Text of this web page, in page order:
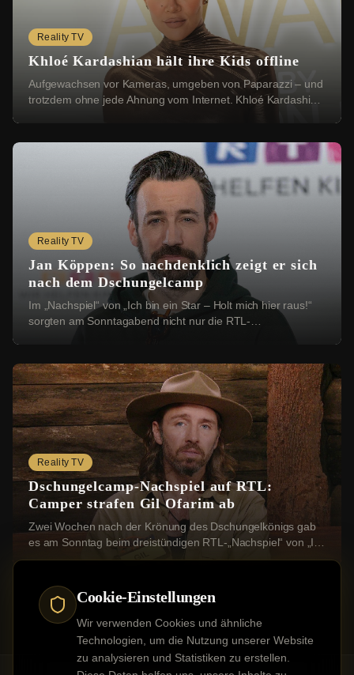
Cookie-Einstellungen
Wir verwenden Cookies und ähnliche
Technologien, um die Nutzung unserer Website
zu analysieren und Statistiken zu erstellen.
Reality TV
Khloé Kardashian hält ihre Kids offline
Aufgewachsen vor Kameras, umgeben von Paparazzi – und
trotzdem ohne jede Ahnung vom Internet. Khloé Kardashian
Reality TV
Jan Köppen: So nachdenklich zeigt er sich
nach dem Dschungelcamp
Im „Nachspiel“ von „Ich bin ein Star – Holt mich hier raus!“
sorgten am Sonntagabend nicht nur die RTL-
Reality TV
Dschungelcamp-Nachspiel auf RTL:
Camper strafen Gil Ofarim ab
Zwei Wochen nach der Krönung des Dschungelkönigs gab
es am Sonntag beim dreistündigen RTL-„Nachspiel“ von „Ich
bin ein Star – Holt mich hier raus!“ (a...